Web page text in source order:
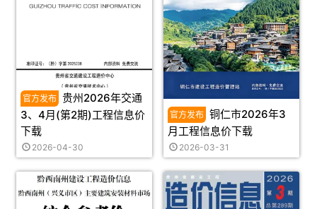
贵州2026年交通
3、4月(第2期)工程信息价
下载
2026-04-30
铜仁市2026年3
月工程信息价下载
2026-03-31